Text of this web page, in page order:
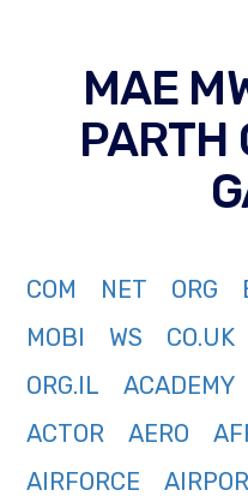
MAE
PARTH
COM NET ORG
MOBI
WS CO.UK
ORG.IL
ACADEMY
ACTOR
AERO
AIRFORCE